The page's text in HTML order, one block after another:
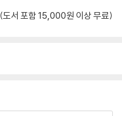
(도서 포함 15,000원 이상 무료)